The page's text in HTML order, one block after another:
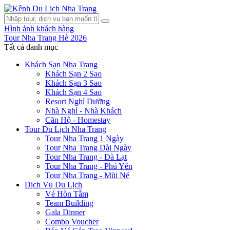
Hình ảnh khách hàng
Tour Nha Trang Hè 2026
Tất cả danh mục
Khách Sạn Nha Trang
Khách Sạn 2 Sao
Khách Sạn 3 Sao
Khách Sạn 4 Sao
Resort Nghỉ Dưỡng
Nhà Nghỉ - Nhà Khách
Căn Hộ - Homestay
Tour Du Lịch Nha Trang
Tour Nha Trang 1 Ngày
Tour Nha Trang Dài Ngày
Tour Nha Trang - Đà Lạt
Tour Nha Trang - Phú Yên
Tour Nha Trang - Mũi Né
Dịch Vụ Du Lịch
Vé Hòn Tằm
Team Building
Gala Dinner
Combo Voucher